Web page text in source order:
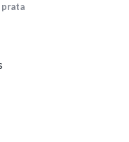
prata